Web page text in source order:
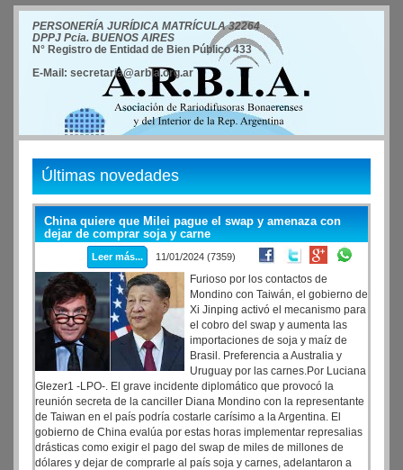
PERSONERÍA JURÍDICA MATRÍCULA 32264
DPPJ Pcia. BUENOS AIRES
N° Registro de Entidad de Bien Público 433
E-Mail: secretaria@arbia.org.ar
Últimas novedades
China quiere que Milei pague el swap y amenaza con
dejar de comprar soja y carne
Leer más... 11/01/2024 (7359)
Furioso por los contactos de
Mondino con Taiwán, el gobierno de
Xi Jinping activó el mecanismo para
el cobro del swap y aumenta las
importaciones de soja y maíz de
Brasil. Preferencia a Australia y
Uruguay por las carnes.Por Luciana
Glezer1 -LPO-. El grave incidente diplomático que provocó la
reunión secreta de la canciller Diana Mondino con la representante
de Taiwan en el país podría costarle carísimo a la Argentina. El
gobierno de China evalúa por estas horas implementar represalias
drásticas como exigir el pago del swap de miles de millones de
dólares y dejar de comprarle al país soja y carnes, adelantaron a